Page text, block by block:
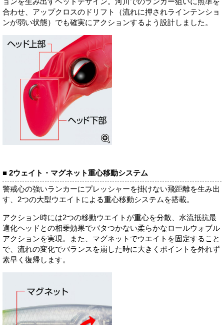
合わせ、アップクロスのドリフト（流れに押されラインテンショ
ンが弱い状態）でも確実にアクションするよう設計しました。
■ 2ウェイト・マグネット重心移動システム
警戒心の強いランカーにプレッシャーを掛けない飛距離を生み出
す、2つの大型ウエイトによる重心移動システムを搭載。
アクション時には2つの移動ウエイトが重心を分散、水流抵抗最
適化ヘッドとの相乗効果でバタつかない柔らかなロールウォブル
アクションを実現。また、マグネットでウエイトを固定すること
で、流れの変化でバランスを崩した時に大きくポイントを外れず
素早く復帰します。